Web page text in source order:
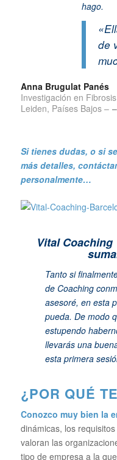
hago.
de
Anna Brugulat Panés
Investigación en
Leiden, Países Bajos – –
Si tienes dudas, o si
más detalles,
personalmente…
Vital
Tanto si
de Coaching
asesoré, en esta
pueda. De modo
estupendo
llevarás una
esta primera
¿POR QUÉ
Conozco muy bien la
dinámicas, los
valoran las
tipo de empresa a la